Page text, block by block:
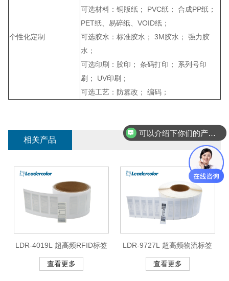
个性化定制
可选材料：铜版纸； PVC纸； 合成PP纸；
PET纸、易碎纸、VOID纸；
可选胶水：标准胶水； 3M胶水； 强力胶
水；
可选印刷：胶印； 条码打印； 系列号印
刷； UV印刷；
可选工艺：防篡改； 编码；
相关产品
LDR-4019L 超高频RFID标签
查看更多
LDR-9727L 超高频物流标签
查看更多
可以介绍下你们的产品么？